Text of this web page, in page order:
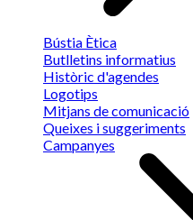
Bústia Ètica
Butlletins informatius
Històric d'agendes
Logotips
Mitjans de comunicació
Queixes i suggeriments
Campanyes